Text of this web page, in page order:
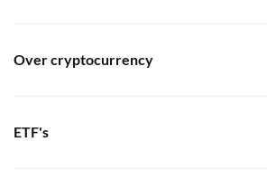
Over cryptocurrency
ETF's